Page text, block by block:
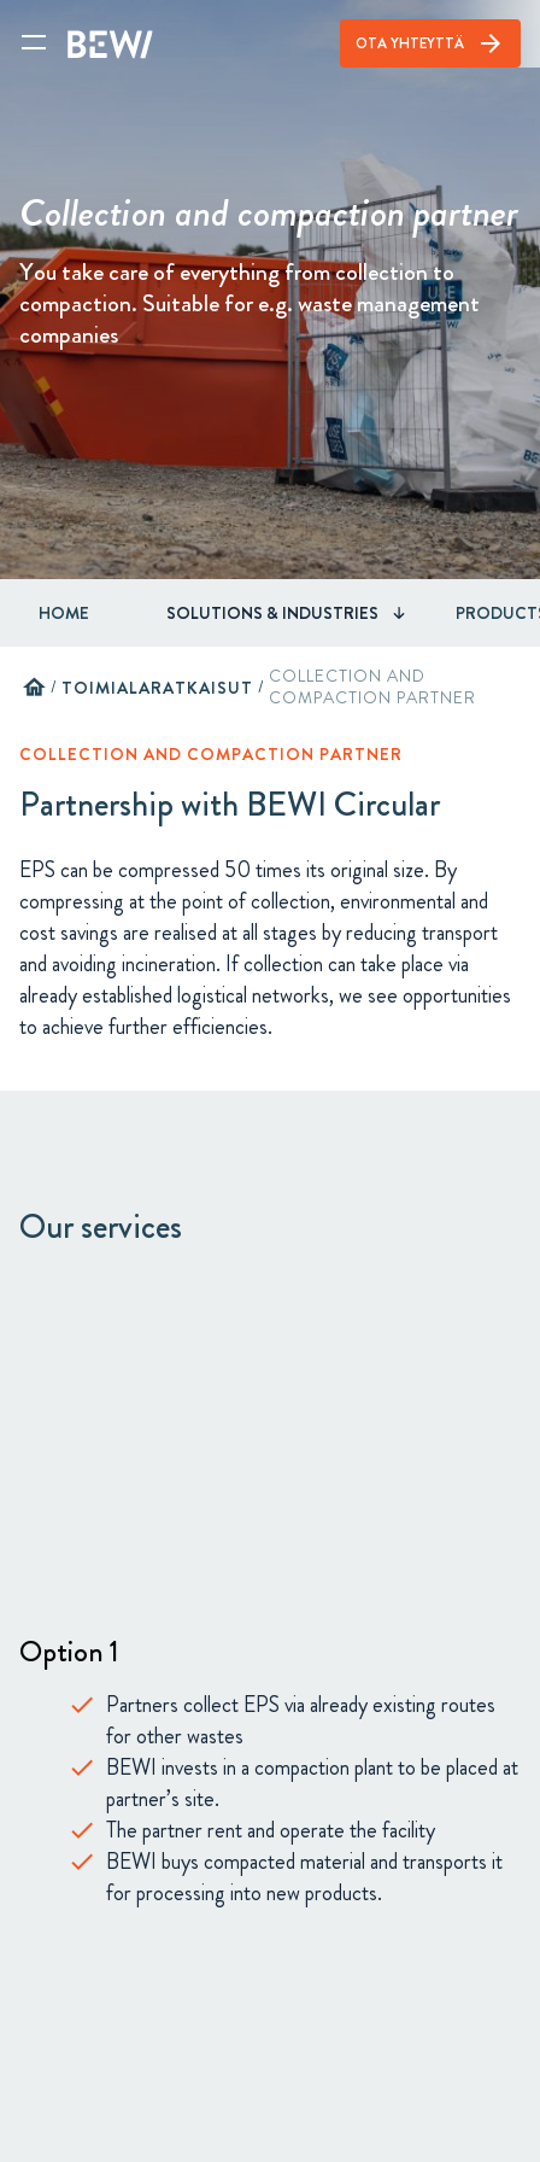
OTA YHTEYTTÄ arrow_forward
Collection and compaction partner
You take care of everything from collection to
compaction. Suitable for e.g. waste management
companies
HOME SOLUTIONS & INDUSTRIES
home / TOIMIALARATKAISUT / COLLECTION AND
COMPACTION PARTNER
COLLECTION AND COMPACTION PARTNER
Partnership with BEWI Circular
EPS can be compressed 50 times its original size. By
compressing at the point of collection, environmental and
cost savings are realised at all stages by reducing transport
and avoiding incineration. If collection can take place via
already established logistical networks, we see opportunities
to achieve further efficiencies.
Our services
Option 1
Partners collect EPS via already existing routes
for other wastes
BEWI invests in a compaction plant to be placed at
partner’s site.
The partner rent and operate the facility
BEWI buys compacted material and transports it
for processing into new products.